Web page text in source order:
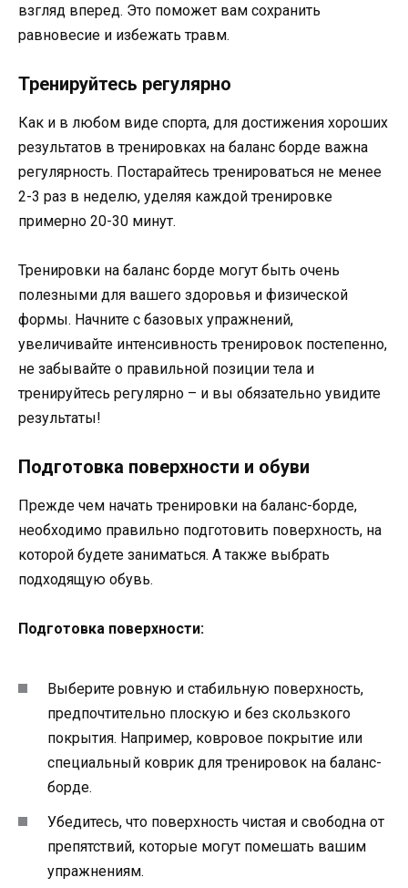
взгляд вперед. Это поможет вам сохранить
равновесие и избежать травм.
Тренируйтесь регулярно
Как и в любом виде спорта, для достижения хороших
результатов в тренировках на баланс борде важна
регулярность. Постарайтесь тренироваться не менее
2-3 раз в неделю, уделяя каждой тренировке
примерно 20-30 минут.
Тренировки на баланс борде могут быть очень
полезными для вашего здоровья и физической
формы. Начните с базовых упражнений,
увеличивайте интенсивность тренировок постепенно,
не забывайте о правильной позиции тела и
тренируйтесь регулярно – и вы обязательно увидите
результаты!
Подготовка поверхности и обуви
Прежде чем начать тренировки на баланс-борде,
необходимо правильно подготовить поверхность, на
которой будете заниматься. А также выбрать
подходящую обувь.
Подготовка поверхности:
Выберите ровную и стабильную поверхность,
предпочтительно плоскую и без скользкого
покрытия. Например, ковровое покрытие или
специальный коврик для тренировок на баланс-
борде.
Убедитесь, что поверхность чистая и свободна от
препятствий, которые могут помешать вашим
упражнениям.